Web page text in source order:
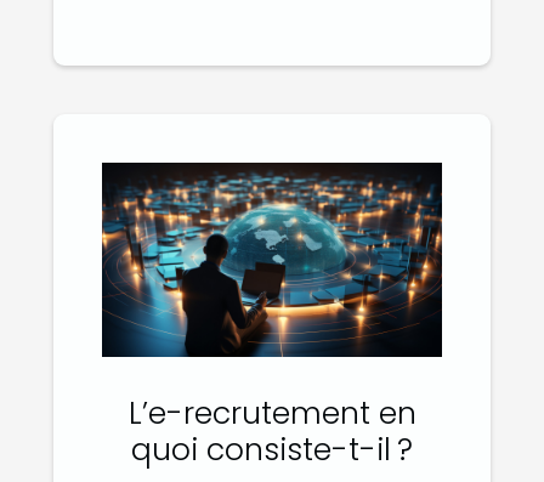
L’e-recrutement en
quoi consiste-t-il ?